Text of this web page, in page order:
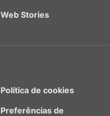
Web Stories
Política de cookies
Preferências de